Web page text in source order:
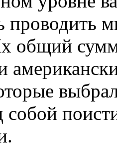
проводить
общий
собой